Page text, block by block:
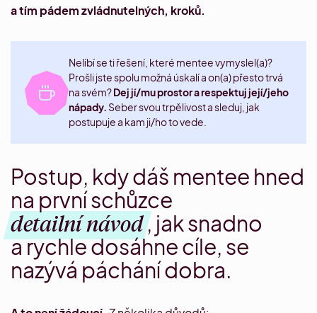
a tím pádem zvládnutelných, kroků.
Nelíbí se ti řešení, které mentee vymyslel(a)?
Prošli jste spolu možná úskalí a on(a) přesto trvá
na svém?Dej jí/mu prostor a respektuj její/jeho
nápady. Seber svou trpělivost a sleduj, jak
postupuje a kam ji/ho to vede.
Postup, kdy dáš mentee hned
na první schůzce
detailní návod, jak snadno
a rychle dosáhne cíle, se
nazývá páchání dobra.